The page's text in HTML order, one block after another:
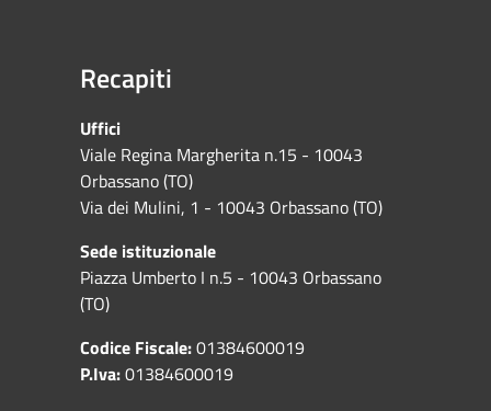
Recapiti
Uffici
Viale Regina Margherita n.15 - 10043
Orbassano (TO)
Via dei Mulini, 1 - 10043 Orbassano (TO)
Sede istituzionale
Piazza Umberto I n.5 - 10043 Orbassano
(TO)
Codice Fiscale:01384600019
P.Iva:01384600019